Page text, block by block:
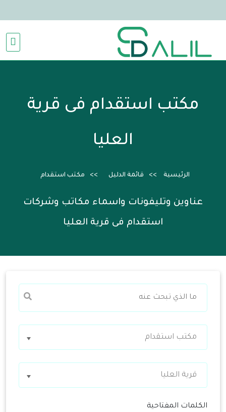
مكتب استقدام فى قرية
العليا
الرئيسية قائمة الدليل مكتب استقدام
عناوين وتليفونات واسماء مكاتب وشركات
استقدام فى قرية العليا
مكتب استقدام
قرية العليا
الكلمات المفتاحية